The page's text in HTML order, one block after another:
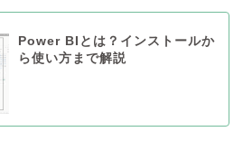
Power BIとは？インストールか
ら使い方まで解説